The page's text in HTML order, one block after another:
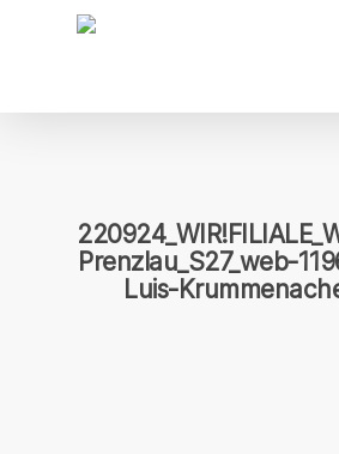
Prenzlau_S27_web-
Luis-